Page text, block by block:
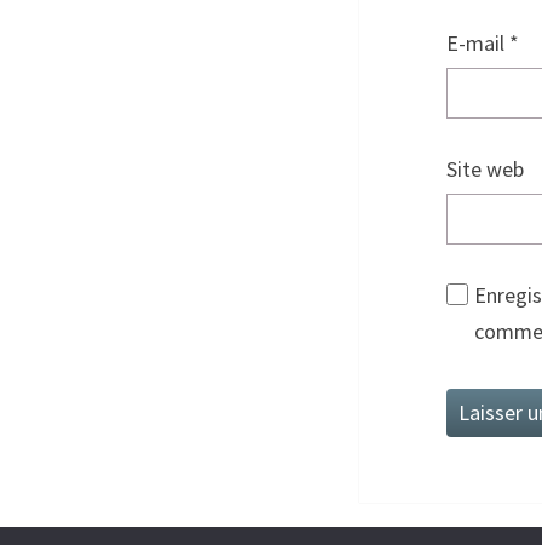
E-mail *
Site web